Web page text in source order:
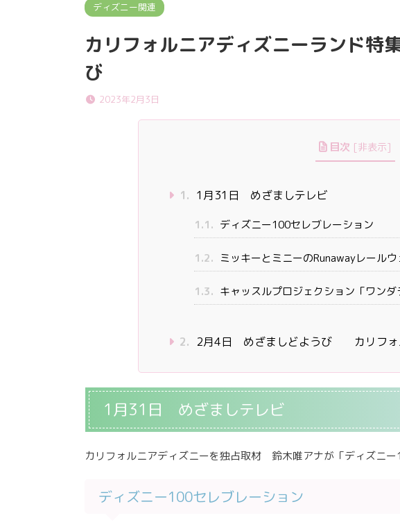
ディズニー関連
カリフォルニアディズニーランド
び
2023年2月3日
目次 [非表示]
1. 1月31日 めざましテレビ
1.1. ディズニー100セレブレーション
1.2. ミッキーとミニーのRunawayレールウ
1.3. キャッスルプロジェクション「ワンダ
2. 2月4日 めざましどようび カリフォ
1月31日 めざましテレビ
カリフォルニアディズニーを独占取材 鈴木唯アナが「ディズニー
ディズニー100セレブレーション